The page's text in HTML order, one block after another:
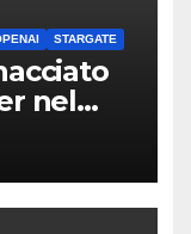
STARGATE
nel